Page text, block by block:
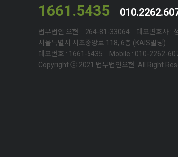
1661.5435
법무법인 오현 264-81-33064 대표변호사 :
서울특별시 서초중앙로 118, 6층 (KAIS빌딩)
대표번호 : 1661-5435
Mobile : 010-2262-
Copyright ⓒ 2021 법무법인오현. All Right